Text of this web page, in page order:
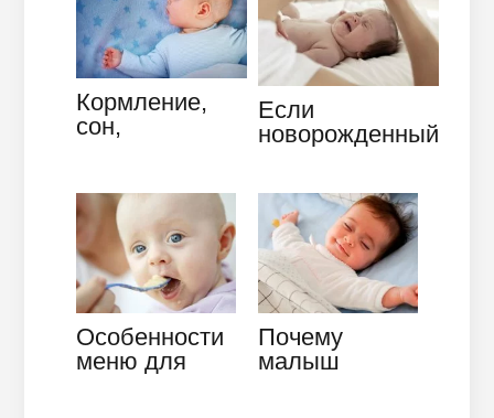
Кормление,
сон,
месячного
ребенка
Если
новорожденный
грудничку?
Особенности
меню для
Почему
малыш